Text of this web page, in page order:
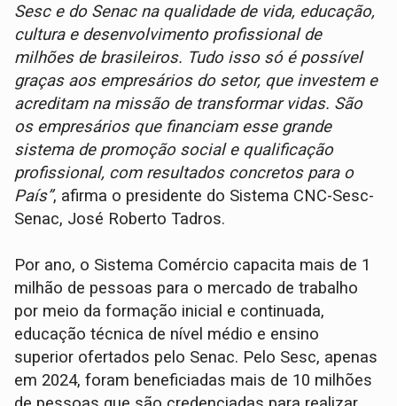
Sesc e do Senac na qualidade de vida, educação,
cultura e desenvolvimento profissional de
milhões de brasileiros. Tudo isso só é possível
graças aos empresários do setor, que investem e
acreditam na missão de transformar vidas. São
os empresários que financiam esse grande
sistema de promoção social e qualificação
profissional, com resultados concretos para o
País”, afirma o presidente do Sistema CNC-Sesc-
Senac, José Roberto Tadros.
Por ano, o Sistema Comércio capacita mais de 1
milhão de pessoas para o mercado de trabalho
por meio da formação inicial e continuada,
educação técnica de nível médio e ensino
superior ofertados pelo Senac. Pelo Sesc, apenas
em 2024, foram beneficiadas mais de 10 milhões